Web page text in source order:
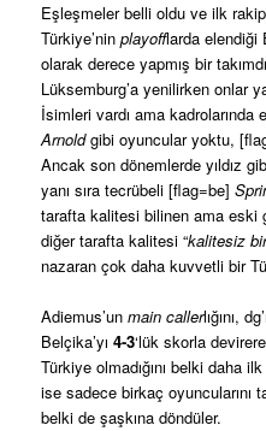
Eşleşmeler belli oldu ve ilk
Türkiye’ninplayofflarda elendiği
olarak derece yapmış bir
Lüksemburg’a yenilirken onlar
İsimleri vardı ama
Arnoldgibi oyuncular yoktu,
Ancak son dönemlerde yıldız
yanı sıra tecrübeli [flag=be]
tarafta kalitesi bilinen ama eski
diğer tarafta kalitesi “kalitesiz
nazaran çok daha kuvvetli bir
Adiemus’unmain callerlığını,
Belçika’yı4-3‘lük skorla
Türkiye olmadığını belki daha
ise sadece birkaç oyuncularını
belki de şaşkına döndüler.